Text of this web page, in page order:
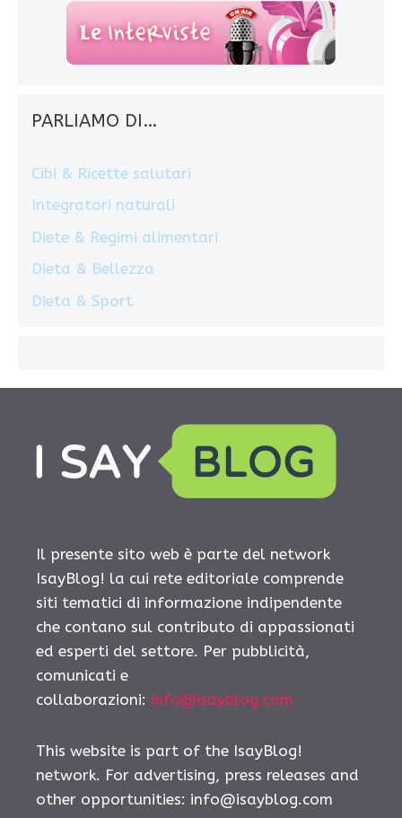
PARLIAMO DI…
Cibi & Ricette salutari
Integratori naturali
Diete & Regimi alimentari
Dieta & Bellezza
Dieta & Sport
Il presente sito web è parte del network
IsayBlog! la cui rete editoriale comprende
siti tematici di informazione indipendente
che contano sul contributo di appassionati
ed esperti del settore. Per pubblicità,
comunicati e
collaborazioni: info@isayblog.com
This website is part of the IsayBlog!
network. For advertising, press releases and
other opportunities: info@isayblog.com